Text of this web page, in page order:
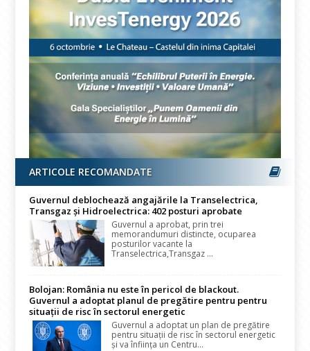
ARTICOLE RECOMANDATE
Guvernul deblochează angajările la Transelectrica,
Transgaz și Hidroelectrica: 402 posturi aprobate
Guvernul a aprobat, prin trei
memorandumuri distincte, ocuparea
posturilor vacante la
Transelectrica,Transgaz ...
Bolojan: România nu este în pericol de blackout.
Guvernul a adoptat planul de pregătire pentru pentru
situații de risc în sectorul energetic
Guvernul a adoptat un plan de pregătire
pentru situații de risc în sectorul energetic
și va înființa un Centru...